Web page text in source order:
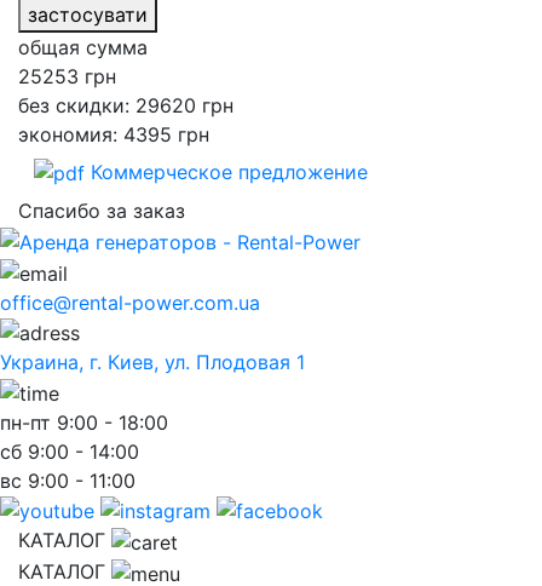
застосувати
общая сумма
25253 грн
без скидки: 29620 грн
экономия: 4395 грн
Коммерческое предложение
Спасибо за заказ
office@rental-power.com.ua
Украина, г. Киев, ул. Плодовая 1
пн-пт 9:00 - 18:00
сб 9:00 - 14:00
вс 9:00 - 11:00
КАТАЛОГ
КАТАЛОГ